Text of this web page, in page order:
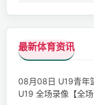
最新体育资讯
08月08日 U19青年
U19 全场录像【全场